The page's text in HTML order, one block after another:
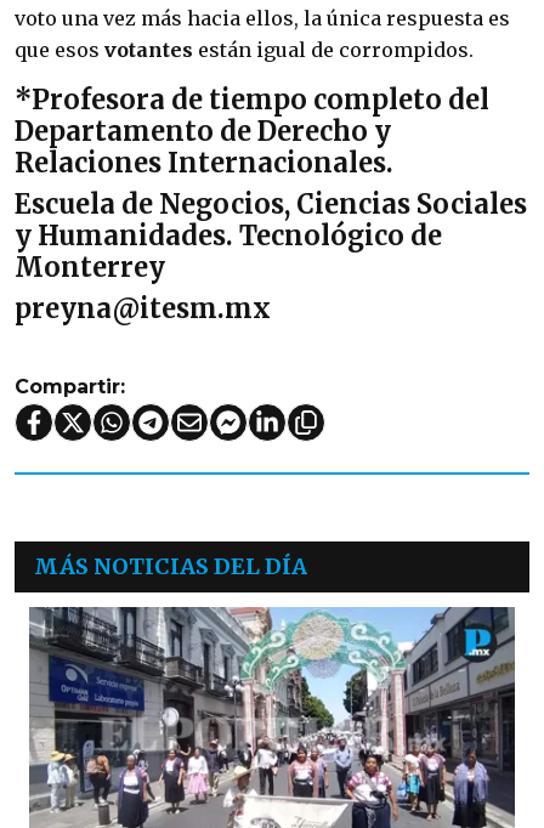
voto una vez más hacia ellos, la única respuesta es
que esos votantes están igual de corrompidos.
*Profesora de tiempo completo del
Departamento de Derecho y
Relaciones Internacionales.
Escuela de Negocios, Ciencias Sociales
y Humanidades. Tecnológico de
Monterrey
preyna@itesm.mx
Compartir:
MÁS NOTICIAS DEL DÍA